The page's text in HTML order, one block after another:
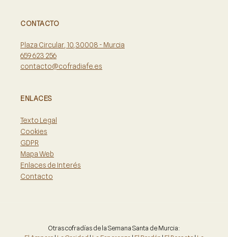
CONTACTO
Plaza Circular, 10, 30008 - Murcia
659 623 256
contacto@cofradiafe.es
ENLACES
Texto Legal
Cookies
GDPR
Mapa Web
Enlaces de Interés
Contacto
Otras cofradías de la Semana Santa de Murcia: